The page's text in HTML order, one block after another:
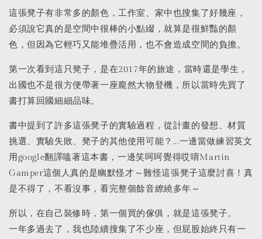
這張凳子有非常多的顏色，工作室、家中也搜集了好幾座，
必須說它真的是空間中很棒的小點綴，就算是很鮮豔的顏
色，但因為它輕巧又能堆疊活用，也不會造成空間的負擔。
第一次看到這只凳子，是在2017年的旅途，當時還是學生，
出國也不是很方便帶著一座龐然大物登機，所以當時先買了
書打算回國細細品味。
書中提到了許多這張凳子的實驗過程，從計畫的發想、材質
挑選、實驗失敗、凳子的其他使用可能？...一邊當做練習英文
用google翻譯嗑著這本書，一邊笑呵呵覺得哎唷Martin
Gamper這個人真的是幽默怪才～難怪這張凳子這麼討喜！真
是不得了，不看沒事，看完整個餘音繚繞多年～
所以，在自己裝修時，第一個買的傢俱，就是這張凳子。
一年多過去了，我也陸續搜集了不少座，但屁股始終只有一